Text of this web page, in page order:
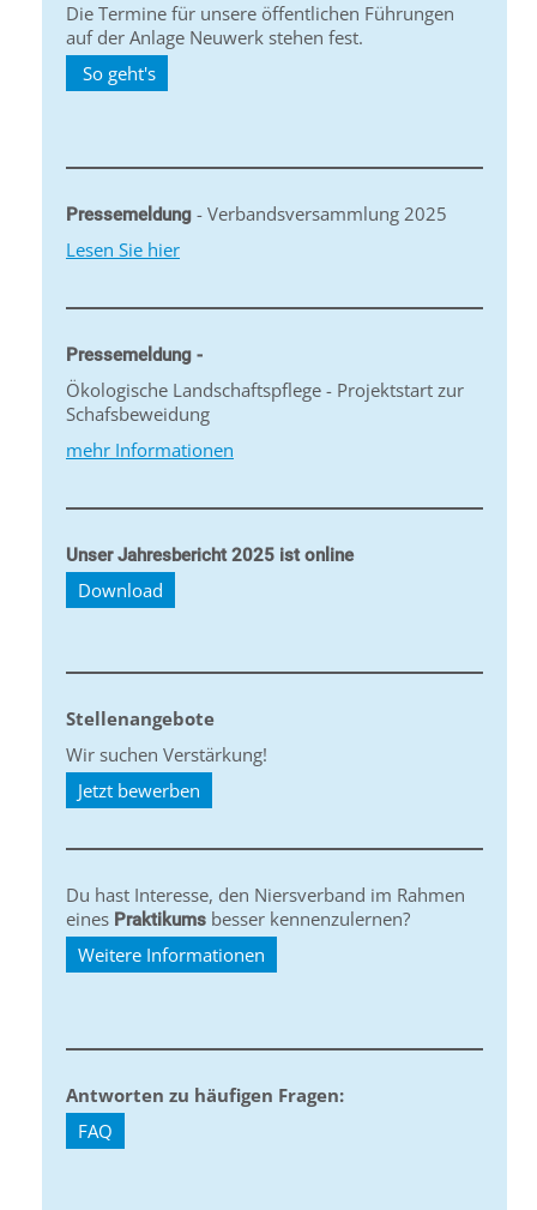
Die Termine für unsere öffentlichen Führungen
auf der Anlage Neuwerk stehen fest.
So geht's
Pressemeldung - Verbandsversammlung 2025
Lesen Sie hier
Pressemeldung -
Ökologische Landschaftspflege - Projektstart zur
Schafsbeweidung
mehr Informationen
Unser Jahresbericht 2025 ist online
Download
Stellenangebote
Wir suchen Verstärkung!
Jetzt bewerben
Du hast Interesse, den Niersverband im Rahmen
eines Praktikums besser kennenzulernen?
Weitere Informationen
Antworten zu häufigen Fragen:
FAQ